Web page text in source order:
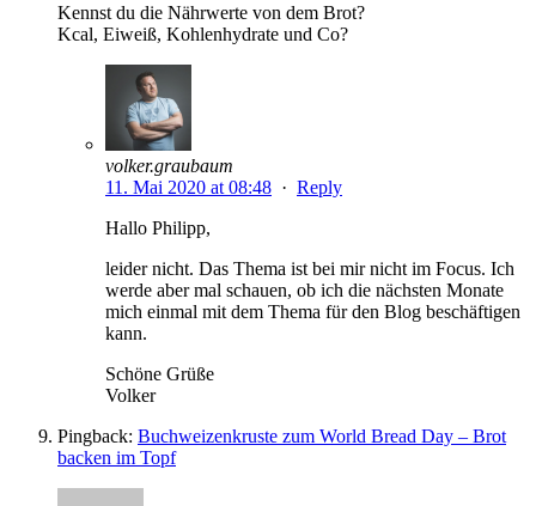
Kennst du die Nährwerte von dem Brot?
Kcal, Eiweiß, Kohlenhydrate und Co?
volker.graubaum
11. Mai 2020 at 08:48 · Reply
Hallo Philipp,
leider nicht. Das Thema ist bei mir nicht im Focus. Ich
werde aber mal schauen, ob ich die nächsten Monate
mich einmal mit dem Thema für den Blog beschäftigen
kann.
Schöne Grüße
Volker
Pingback: Buchweizenkruste zum World Bread Day – Brot
backen im Topf